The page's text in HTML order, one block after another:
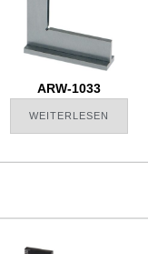
ARW-1033
WEITERLESEN